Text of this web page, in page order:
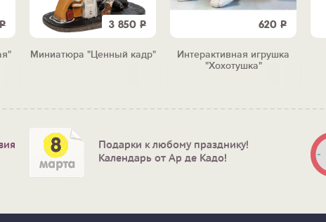
Р 3 850 Р
Миниатюра "Ценный кадр"
620 Р
Интерактивная игрушка
"Хохотушка"
Подарки к любому празднику!
Календарь от Ар де Кадо!